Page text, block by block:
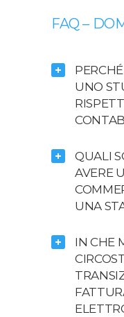
FAQ –
UNO
QUALI
AVERE
UNA
IN CHE